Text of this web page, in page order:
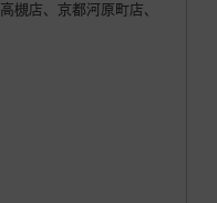
槻店、京都河原町店、